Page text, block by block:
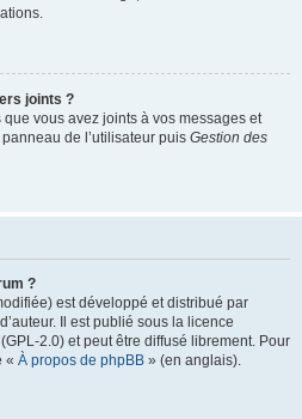
joints ?
vous avez joints à vos messages et
de l’utilisateur puis Gestion des
?
est développé et distribué par
Il est publié sous la licence
2.0) et peut être diffusé librement. Pour
« À propos de phpBB » (en anglais).